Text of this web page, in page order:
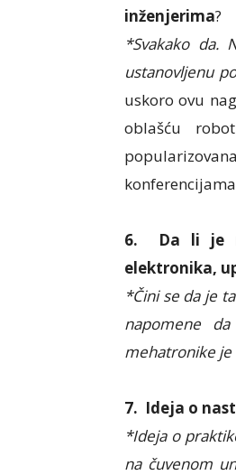
inženjerima?
*Svakako da.
ustanovljenu
uskoro ovu
oblašću
6.
Da li je
elektronika,
*Čini se da je
napomene
mehatronike je
7. Ideja o
*Ideja o
na čuvenom